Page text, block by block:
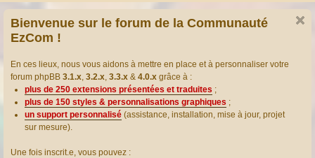
er
Bienvenue sur le forum de la Communauté
EzCom !
En ces lieux, nous vous aidons à mettre en place et à personnaliser votre
forum phpBB 3.1.x, 3.2.x, 3.3.x & 4.0.x grâce à :
plus de 250 extensions présentées et traduites ;
plus de 150 styles & personnalisations graphiques ;
un support personnalisé (assistance, installation, mise à jour, projet
sur mesure).
Une fois inscrit.e, vous pouvez :